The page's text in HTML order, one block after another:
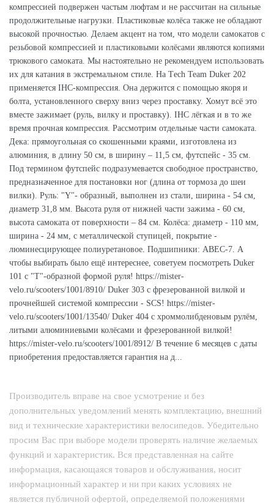
компрессией подвержен частым люфтам и не рассчитан на сильные
продолжительные нагрузки. Пластиковые колёса также не обладают
высокой прочностью. Делаем акцент на том, что модели самокатов с
резьбовой компрессией и пластиковыми колёсами являются копиями
трюкового самоката. Мы настоятельно не рекомендуем использовать
их для катания в экстремальном стиле. На Тech Team Duker 202
применяется IHC-компрессия. Она держится с помощью якоря и
болта, установленного сверху вниз через проставку. Хомут всё это
вместе зажимает (руль, вилку и проставку). IHC лёгкая и в то же
время прочная компрессия. Рассмотрим отдельные части самоката.
Дека: прямоугольная со скошенными краями, изготовлена из
алюминия, в длину 50 см, в ширину – 11,5 см, футспейс - 35 см.
Под термином футспейс подразумевается свободное пространство,
предназначенное для постановки ног (длина от тормоза до шеи
вилки). Руль: "Y"- образный, выполнен из стали, ширина - 54 см,
диаметр 31,8 мм. Высота руля от нижней части зажима - 60 см,
высота самоката от поверхности – 84 см. Колёса: диаметр - 110 мм,
ширина - 24 мм, с металлической ступицей, покрытие -
люминесцирующее полиуретановое. Подшипники: ABEC-7. А
чтобы выбирать было ещё интереснее, советуем посмотреть Duker
101 с "T"-образной формой руля! https://mister-
velo.ru/scooters/1001/8910/ Duker 303 c фрезерованной вилкой и
прочнейшей системой компрессии - SCS! https://mister-
velo.ru/scooters/1001/13540/ Duker 404 с хроммолибденовым рулём,
литыми алюминиевыми колёсами и фрезерованной вилкой!
https://mister-velo.ru/scooters/1001/8912/ В течение 6 месяцев с даты
приобретения предоставляется гарантия на д...
Производитель вправе на свое усмотрение и без
дополнительных уведомлений менять комплектацию, внешний
вид и технические характеристики велосипедов. Убедительно
просим Вас при выборе модели проверять наличие желаемых
функций и характеристик. Вся представленная на сайте
информация, касающаяся товаров и обслуживания, носит
информационный характер и ни при каких условиях не
является публичной офертой, определяемой положениями